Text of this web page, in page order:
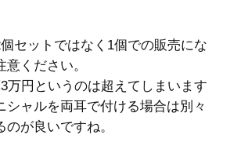
セットではなく1個での販売にな
ください。
万円というのは超えてしまいます
シャルを両耳で付ける場合は別々
が良いですね。